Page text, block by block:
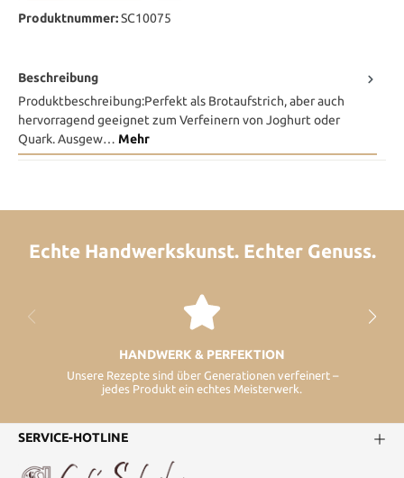
Produktnummer:SC10075
Beschreibung
Produktbeschreibung:Perfekt als Brotaufstrich, aber auch
hervorragend geeignet zum Verfeinern von Joghurt oder
Quark. Ausgew… Mehr
Echte Handwerkskunst. Echter Genuss.
HANDWERK & PERFEKTION
Unsere Rezepte sind über Generationen verfeinert –
jedes Produkt ein echtes Meisterwerk.
SERVICE-HOTLINE